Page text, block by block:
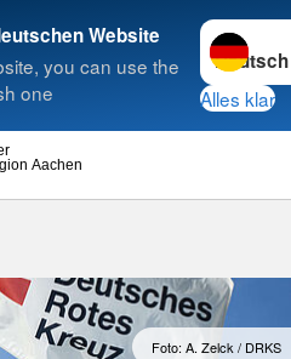
Website
you can use the
one
Sprache
Alles klar
Aachen
Suche
Foto: A. Zelck / DRKS